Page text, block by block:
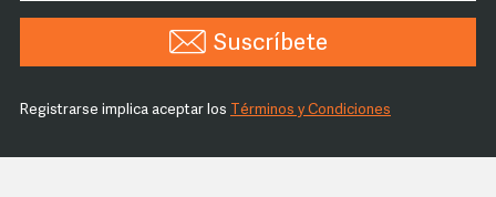
Suscríbete
Registrarse implica aceptar los Términos y Condiciones